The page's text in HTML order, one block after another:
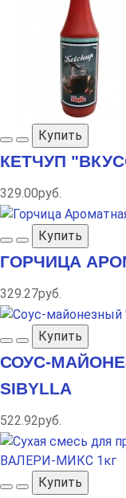
Купить
КЕТЧУП
329.00руб.
Купить
ГОРЧИЦА
329.27руб.
Купить
СОУС-
SIBYLLA
522.92руб.
Купить